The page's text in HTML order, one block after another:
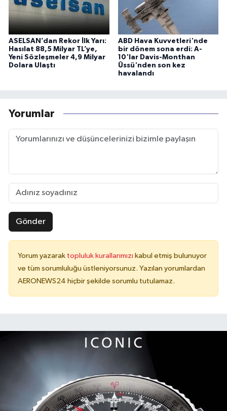
ASELSAN’dan Rekor İlk Yarı:
Hasılat 88,5 Milyar TL’ye,
Yeni Sözleşmeler 4,9 Milyar
Dolara Ulaştı
ABD Hava Kuvvetleri'nde
bir dönem sona erdi: A-
10'lar Davis-Monthan
Üssü'nden son kez
havalandı
Yorumlar
Gönder
Yorum yazarak topluluk kurallarımızı kabul etmiş bulunuyor
ve tüm sorumluluğu üstleniyorsunuz. Yazılan yorumlardan
AERONEWS24 hiçbir şekilde sorumlu tutulamaz.